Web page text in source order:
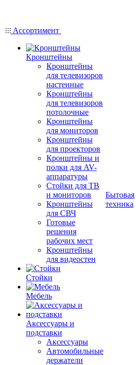
Ассортимент
Кронштейны
Кронштейны
для телевизоров
настенные
Кронштейны
для телевизоров
потолочные
Кронштейны
для мониторов
Кронштейны
для проекторов
Кронштейны и
полки для AV-
аппаратуры
Стойки для ТВ
и мониторов
Кронштейны
для СВЧ
Готовые
решения
рабочих мест
Кронштейны
для видеостен
Стойки
Мебель
Аксессуары и
подставки
Аксессуары
Автомобильные
держатели
Бытовая
техника